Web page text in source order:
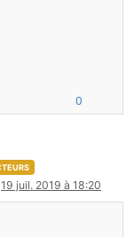
0
19 juil. 2019 à 18:20